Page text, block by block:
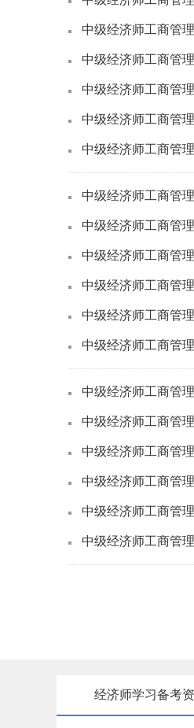
中级经济师工商管
中级经济师工商管
中级经济师工商管
中级经济师工商管
中级经济师工商管
中级经济师工商管
中级经济师工商管
中级经济师工商管
中级经济师工商管
中级经济师工商管
中级经济师工商管
中级经济师工商管
中级经济师工商管
中级经济师工商管
中级经济师工商管
中级经济师工商管
中级经济师工商管
经济师学习备考